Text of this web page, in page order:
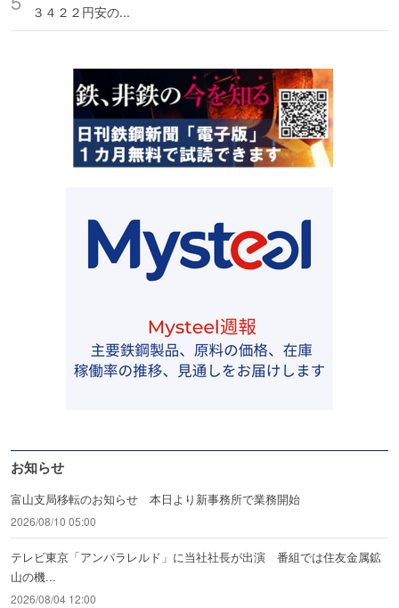
３４２２円安の...
お知らせ
富山支局移転のお知らせ 本日より新事務所で業務開始
2026/08/10 05:00
テレビ東京「アンパラレルド」に当社社長が出演 番組では住友金属鉱
山の機...
2026/08/04 12:00